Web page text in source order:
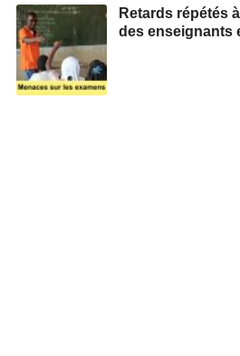
Retards répétés
des enseignants